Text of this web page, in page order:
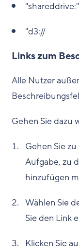
"shareddrive:"
"d3://
Links zum
Alle Nutzer
Gehen Sie dazu
Gehen Sie
Aufgabe, zu
hinzufügen
Wählen Sie
Sie den Link
Klicken Sie